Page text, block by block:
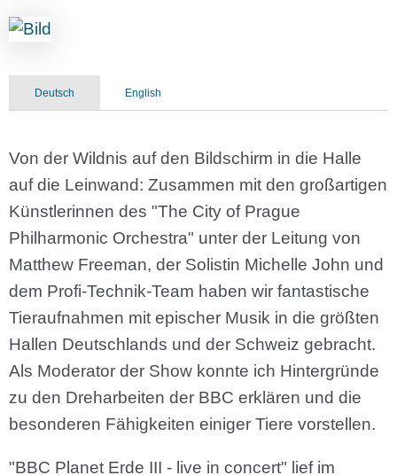
Deutsch English
Von der Wildnis auf den Bildschirm in die Halle
auf die Leinwand: Zusammen mit den großartigen
Künstlerinnen des "The City of Prague
Philharmonic Orchestra" unter der Leitung von
Matthew Freeman, der Solistin Michelle John und
dem Profi-Technik-Team haben wir fantastische
Tieraufnahmen mit epischer Musik in die größten
Hallen Deutschlands und der Schweiz gebracht.
Als Moderator der Show konnte ich Hintergründe
zu den Dreharbeiten der BBC erklären und die
besonderen Fähigkeiten einiger Tiere vorstellen.
"BBC Planet Erde III - live in concert" lief im